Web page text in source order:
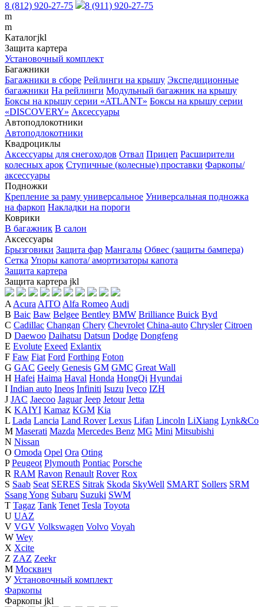
8 (812) 920-27-75
8 (911) 920-27-75
m
m
Каталогjkl
Защита картера
Установочный комплект
Багажники
Багажники в сборе Рейлинги на крышу Экспедиционные
багажники На рейлинги Модульный багажник на крышу
Боксы на крышу серии «ATLANT» Боксы на крышу серии
«DISCOVERY» Аксессуары
Автоподлокотники
Автоподлокотники
Квадроциклы
Аксессуары для снегоходов Отвал Прицеп Расширители
колесных арок Ступичные (колесные) проставки Фаркопы/
аксессуары
Подножки
Крепление за раму универсальное Универсальная подножка
на фаркоп Накладки на пороги
Коврики
В багажник В салон
Аксессуары
Брызговики Защита фар Мангалы Обвес (защиты бампера)
Сетка Упоры капота/ амортизаторы капота
Защита картера
Защита картера jkl
A Acura AITO Alfa Romeo Audi
B Baic Baw Belgee Bentley BMW Brilliance Buick Byd
C Cadillac Changan Chery Chevrolet China-auto Chrysler Citroen
D Daewoo Daihatsu Datsun Dodge Dongfeng
E Evolute Exeed Exlantix
F Faw Fiat Ford Forthing Foton
G GAC Geely Genesis GM GMC Great Wall
H Hafei Haima Haval Honda HongQi Hyundai
I Indian auto Ineos Infiniti Isuzu Iveco IZH
J JAC Jaecoo Jaguar Jeep Jetour Jetta
K KAIYI Kamaz KGM Kia
L Lada Lancia Land Rover Lexus Lifan Lincoln LiXiang Lynk&Co
M Maserati Mazda Mercedes Benz MG Mini Mitsubishi
N Nissan
O Omoda Opel Ora Oting
P Peugeot Plymouth Pontiac Porsche
R RAM Ravon Renault Rover Rox
S Saab Seat SERES Sitrak Skoda SkyWell SMART Sollers SRM
Ssang Yong Subaru Suzuki SWM
T Tagaz Tank Tenet Tesla Toyota
U UAZ
V VGV Volkswagen Volvo Voyah
W Wey
X Xcite
Z ZAZ Zeekr
М Москвич
У Установочный комплект
Фаркопы
Фаркопы jkl